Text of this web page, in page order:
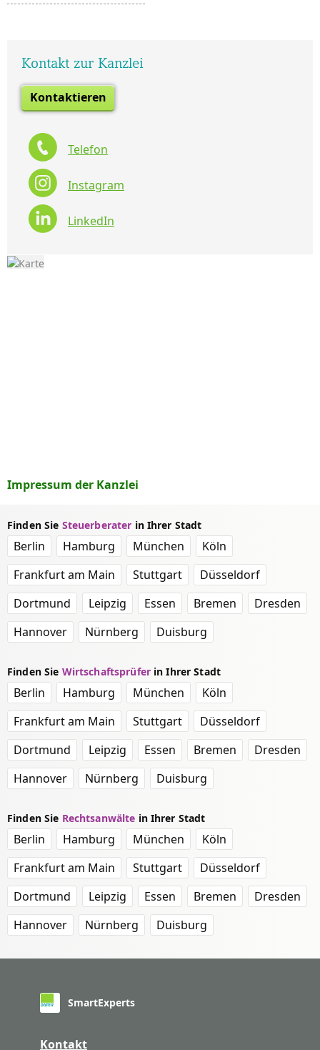
Kontakt zur Kanzlei
Kontaktieren
Telefon
Instagram
LinkedIn
Impressum der Kanzlei
Finden Sie Steuerberater in Ihrer Stadt
Berlin Hamburg München
Köln
Frankfurt am Main
Stuttgart
Düsseldorf
Dortmund
Leipzig Essen Bremen
Dresden
Hannover
Nürnberg Duisburg
Finden Sie Wirtschaftsprüferin Ihrer Stadt
Berlin Hamburg München
Köln
Frankfurt am Main
Stuttgart
Düsseldorf
Dortmund
Leipzig Essen Bremen
Dresden
Hannover
Nürnberg Duisburg
Finden Sie Rechtsanwälte in Ihrer Stadt
Berlin Hamburg München
Köln
Frankfurt am Main
Stuttgart
Düsseldorf
Dortmund
Leipzig Essen Bremen
Dresden
Hannover
Nürnberg Duisburg
SmartExperts
Kontakt